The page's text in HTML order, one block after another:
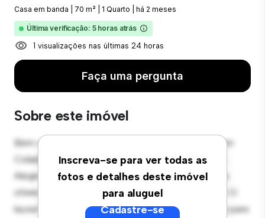
Casa em banda 70 m² 1 Quarto há 2 meses
Última verificação: 5 horas atrás
1 visualizações nas últimas 24 horas
Faça uma pergunta
Sobre este imóvel
Inscreva-se para ver todas as
fotos e detalhes deste imóvel
para aluguel
Cadastre-se
Bem-vindo ao seu novo santuário em townhouse em
Cidade Baixa, -, Rua Lopo Gonçalves, 580 - Porto
Alegre - RS! Esta espaçosa townhouse de 1 quartos
oferece um espaço de vida moderno e confortável. O
layout bem projetado proporciona bastante espaço para